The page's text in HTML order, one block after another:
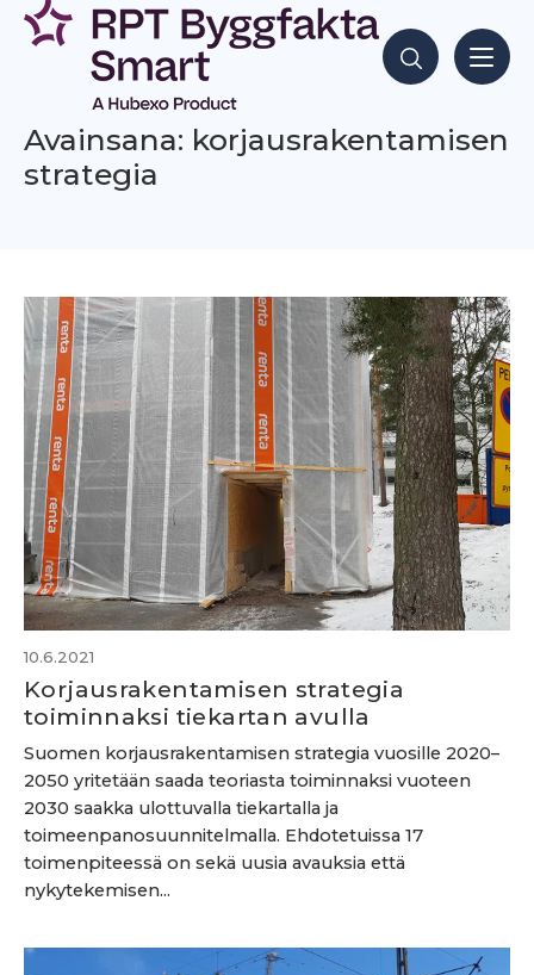
Siirry
sisältöön
Hae sisältöjä
Avainsana: korjausrakentamisen
strategia
10.6.2021
Korjausrakentamisen strategia
toiminnaksi tiekartan avulla
Suomen korjausrakentamisen strategia vuosille 2020–
2050 yritetään saada teoriasta toiminnaksi vuoteen
2030 saakka ulottuvalla tiekartalla ja
toimeenpanosuunnitelmalla. Ehdotetuissa 17
toimenpiteessä on sekä uusia avauksia että
nykytekemisen...